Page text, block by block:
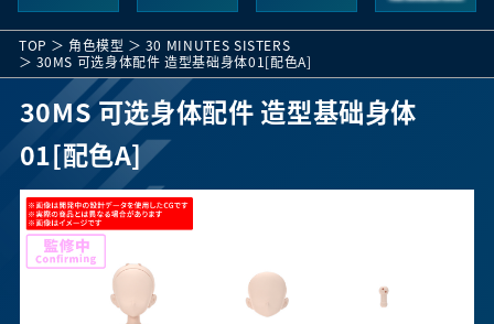
TOP 角色模型
30 MINUTES SISTERS
30MS 可选身体配件 造型基础身体01[配色A]
30MS 可选身体配件 造型基础身体
01[配色A]